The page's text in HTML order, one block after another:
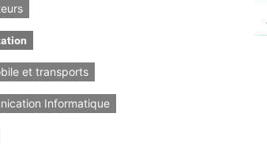
et transports
Informatique